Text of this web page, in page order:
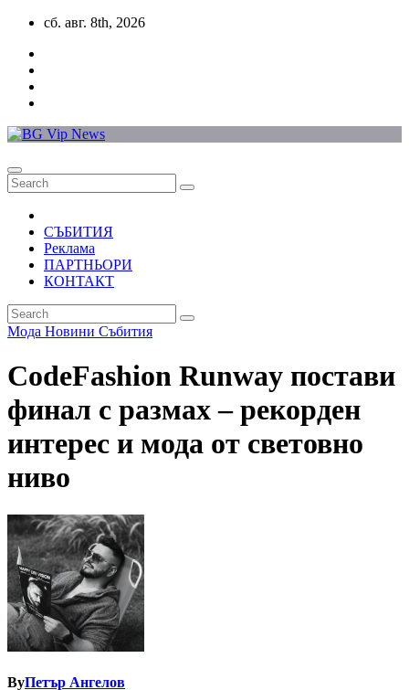
Skip
content
сб. авг. 8th, 2026
СЪБИТИЯ
Реклама
ПАРТНЬОРИ
КОНТАКТ
Мода Новини Събития
CodeFashion Runway постави
финал с размах – рекорден
интерес и мода от световно
ниво
ByПетър Ангелов